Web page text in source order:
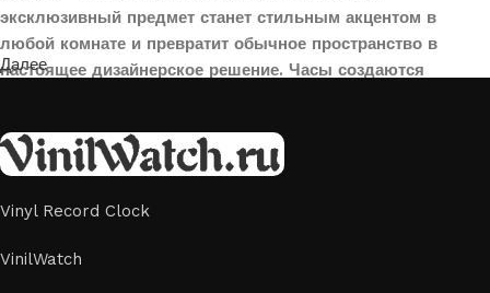
эксклюзивный предмет станет стильным акцентом в
любой комнате и превратит обычное пространство в
настоящее дизайнерское решение. Часы создаются
аксессуар идеально подойдет для гостиной, спальни,
офиса или даже для оформления кафе, студии или
творческого пространства.
Картины на стекле и дереве
Далее
Vinyl Record Clock
VinilWatch